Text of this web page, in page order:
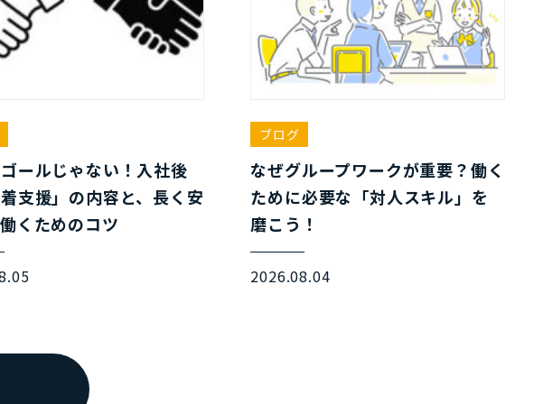
ールじゃない！入社後
支援」の内容と、長く安
くためのコツ
ブログ
なぜグループワークが重要？働く
ために必要な「対人スキル」を
磨こう！
2026.08.04